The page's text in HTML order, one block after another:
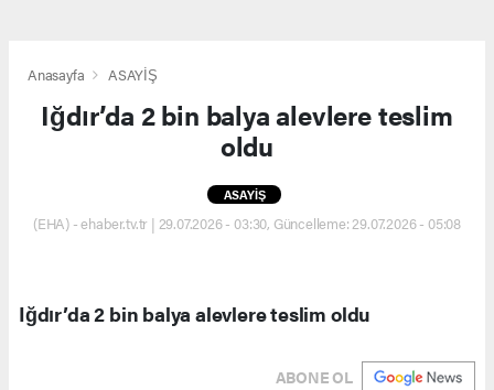
Anasayfa ASAYİŞ
Iğdır’da 2 bin balya alevlere teslim
oldu
ASAYİŞ
(EHA) - ehaber.tv.tr | 29.07.2026 - 03:30, Güncelleme: 29.07.2026 - 05:08
Iğdır’da 2 bin balya alevlere teslim oldu
ABONE OL